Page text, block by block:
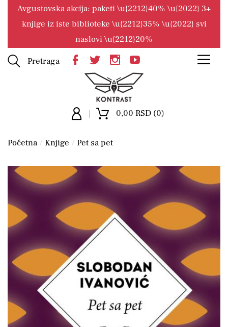
Avgustovska akcija: paketi \u{2212}40% \u{2022} 3+
knjige iz iste biblioteke \u{2212}35% \u{2022} svi
naslovi \u{2212}20%
Pretraga
0,00 RSD (0)
Početna Knjige Pet sa pet